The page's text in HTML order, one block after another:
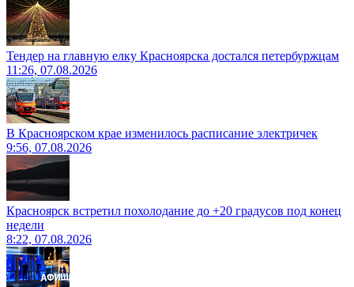
Тендер на главную елку Красноярска достался петербуржцам
11:26, 07.08.2026
В Красноярском крае изменилось расписание электричек
9:56, 07.08.2026
Красноярск встретил похолодание до +20 градусов под конец
недели
8:22, 07.08.2026